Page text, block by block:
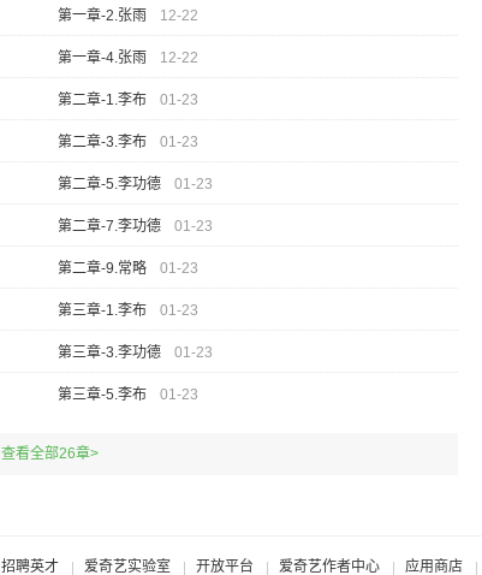
第一章-2.张雨 12-22
第一章-4.张雨 12-22
第二章-1.李布 01-23
第二章-3.李布 01-23
第二章-5.李功德 01-23
第二章-7.李功德 01-23
第二章-9.常略 01-23
第三章-1.李布 01-23
第三章-3.李功德 01-23
第三章-5.李布 01-23
查看全部26章>
招聘英才 爱奇艺实验室 开放平台 爱奇艺作者中心 应用商店